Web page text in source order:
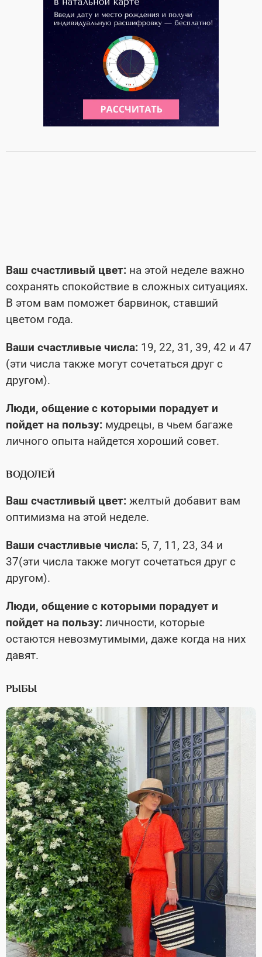
Ваш счастливый цвет: на этой неделе важно
сохранять спокойствие в сложных ситуациях.
В этом вам поможет барвинок, ставший
цветом года.
Ваши счастливые числа: 19, 22, 31, 39, 42 и 47
(эти числа также могут сочетаться друг с
другом).
Люди, общение с которыми порадует и
пойдет на пользу: мудрецы, в чьем багаже
личного опыта найдется хороший совет.
ВОДОЛЕЙ
Ваш счастливый цвет: желтый добавит вам
оптимизма на этой неделе.
Ваши счастливые числа: 5, 7, 11, 23, 34 и
37(эти числа также могут сочетаться друг с
другом).
Люди, общение с которыми порадует и
пойдет на пользу: личности, которые
остаются невозмутимыми, даже когда на них
давят.
РЫБЫ